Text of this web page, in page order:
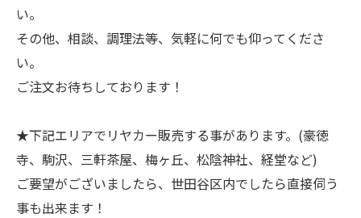
い。
その他、相談、調理法等、気軽に何でも仰ってくださ
い。
ご注文お待ちしております！
★下記エリアでリヤカー販売する事があります。(豪徳
寺、駒沢、三軒茶屋、梅ヶ丘、松陰神社、経堂など)
ご要望がございましたら、世田谷区内でしたら直接伺う
事も出来ます！